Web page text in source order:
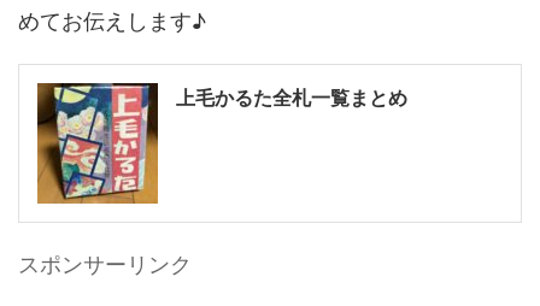
めてお伝えします♪
上毛かるた全札一覧まとめ
スポンサーリンク